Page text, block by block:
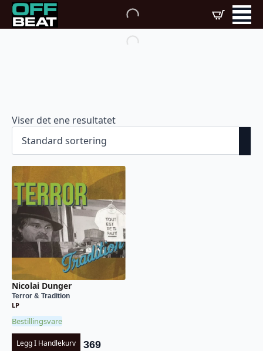
Viser det ene resultatet
Nicolai Dunger
Terror & Tradition
LP
Bestillingsvare
Legg I Handlekurv 369